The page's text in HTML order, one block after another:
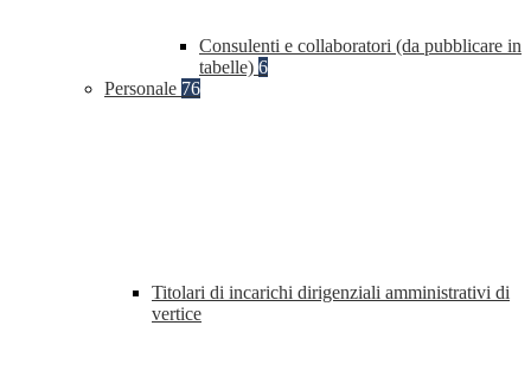
Consulenti e collaboratori (da pubblicare in
tabelle) 6
Personale 76
Titolari di incarichi dirigenziali amministrativi di
vertice